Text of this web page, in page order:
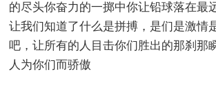
的尽头你奋力的一掷中你让铅球落在
让我们知道了什么是拼搏，是们是激情
吧，让所有的人目击你们胜出的那刹那
人为你们而骄傲